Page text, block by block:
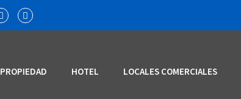
PROPIEDAD HOTEL LOCALES COMERCIALES